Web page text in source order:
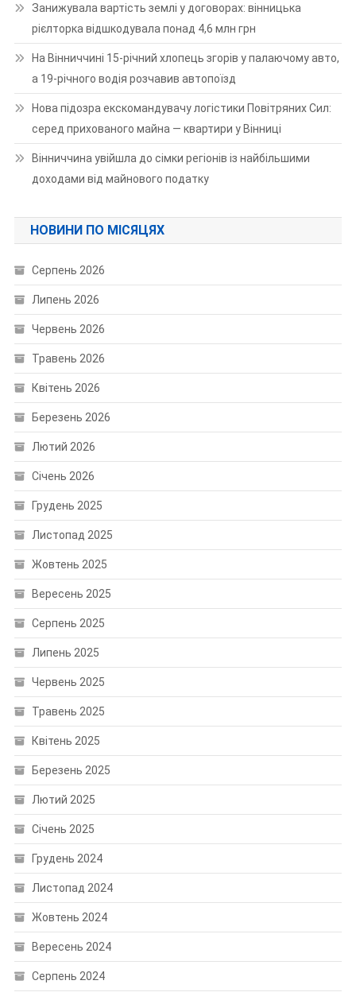
Занижувала вартість землі у договорах: вінницька
рієлторка відшкодувала понад 4,6 млн грн
На Вінниччині 15-річний хлопець згорів у палаючому авто,
а 19-річного водія розчавив автопоїзд
Нова підозра екскомандувачу логістики Повітряних Сил:
серед прихованого майна — квартири у Вінниці
Вінниччина увійшла до сімки регіонів із найбільшими
доходами від майнового податку
НОВИНИ ПО МІСЯЦЯХ
Серпень 2026
Липень 2026
Червень 2026
Травень 2026
Квітень 2026
Березень 2026
Лютий 2026
Січень 2026
Грудень 2025
Листопад 2025
Жовтень 2025
Вересень 2025
Серпень 2025
Липень 2025
Червень 2025
Травень 2025
Квітень 2025
Березень 2025
Лютий 2025
Січень 2025
Грудень 2024
Листопад 2024
Жовтень 2024
Вересень 2024
Серпень 2024